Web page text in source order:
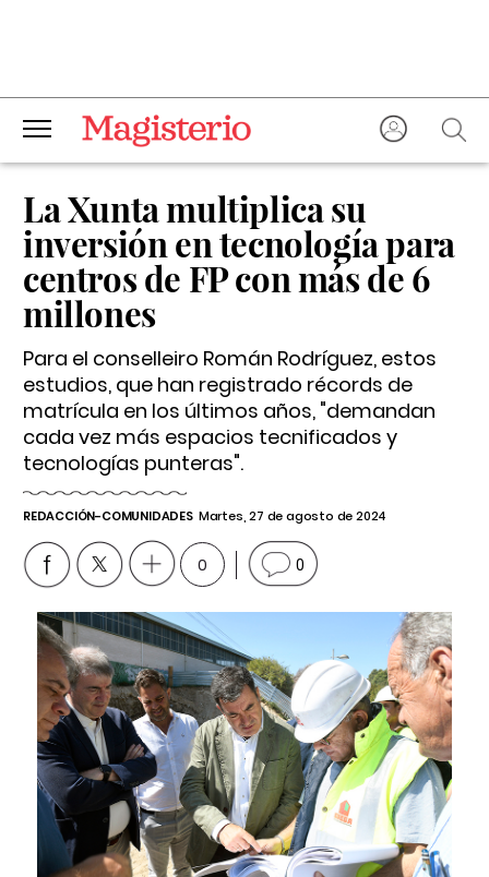
La Xunta multiplica su
inversión en tecnología para
centros de FP con más de 6
millones
Para el conselleiro Román Rodríguez, estos
estudios, que han registrado récords de
matrícula en los últimos años, "demandan
cada vez más espacios tecnificados y
tecnologías punteras".
REDACCIÓN-COMUNIDADES Martes, 27 de agosto de 2024
0 0